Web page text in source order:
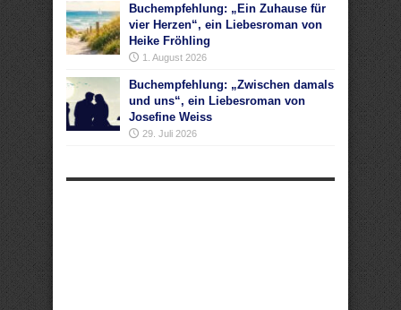
Buchempfehlung: „Ein Zuhause für
vier Herzen“, ein Liebesroman von
Heike Fröhling
1. August 2026
Buchempfehlung: „Zwischen damals
und uns“, ein Liebesroman von
Josefine Weiss
29. Juli 2026